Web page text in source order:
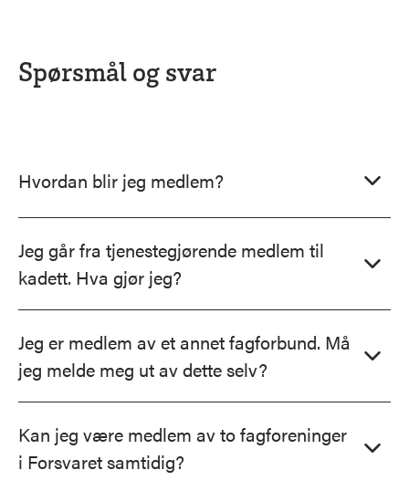
Spørsmål og svar
Hvordan blir jeg medlem?
Jeg går fra tjenestegjørende medlem til
kadett. Hva gjør jeg?
Jeg er medlem av et annet fagforbund. Må
jeg melde meg ut av dette selv?
Kan jeg være medlem av to fagforeninger
i Forsvaret samtidig?